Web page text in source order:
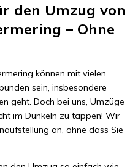
den Umzug von
– Ohne
können mit vielen
sein, insbesondere
geht. Doch bei uns, Umzüge
im Dunkeln zu tappen! Wir
an, ohne dass Sie